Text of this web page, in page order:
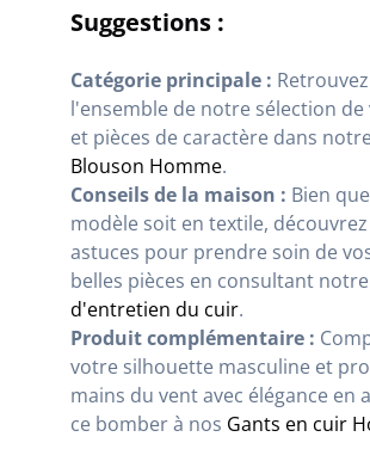
Suggestions :
Catégorie principale : Retrouvez
l'ensemble de notre sélection de
et pièces de caractère dans
Blouson Homme.
Conseils de la maison : Bien
modèle soit en textile,
astuces pour prendre soin de
belles pièces en consultant notre
d'entretien du cuir.
Produit complémentaire :
votre silhouette masculine et
mains du vent avec élégance en
ce bomber à nos Gants en cuir